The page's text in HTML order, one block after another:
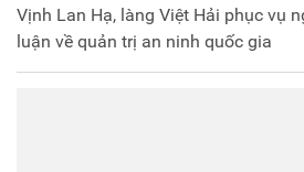
Vịnh Lan Hạ, làng Việt Hải phục vụ
luận về quản trị an ninh quốc gia